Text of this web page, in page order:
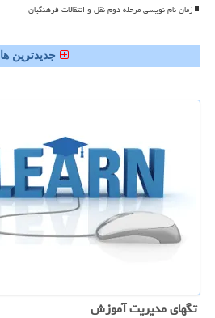
زمان نام نویسی مرحله دوم نقل و انتقالات فرهنگیان
جدیدترین ها
تگهای مدیریت آموزش